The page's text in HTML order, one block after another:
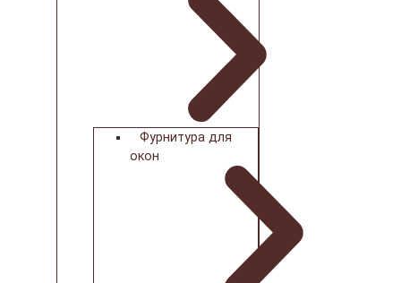
Фурнитура для
окон